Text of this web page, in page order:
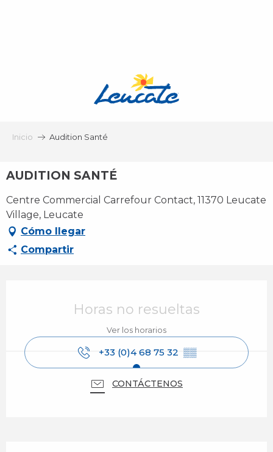
Inicio Audition Santé
AUDITION SANTÉ
Centre Commercial Carrefour Contact, 11370 Leucate
Village, Leucate
Cómo llegar
Compartir
Horas no resueltas
Ver los horarios
+33 (0)4 68 75 32 ▒▒
CONTÁCTENOS